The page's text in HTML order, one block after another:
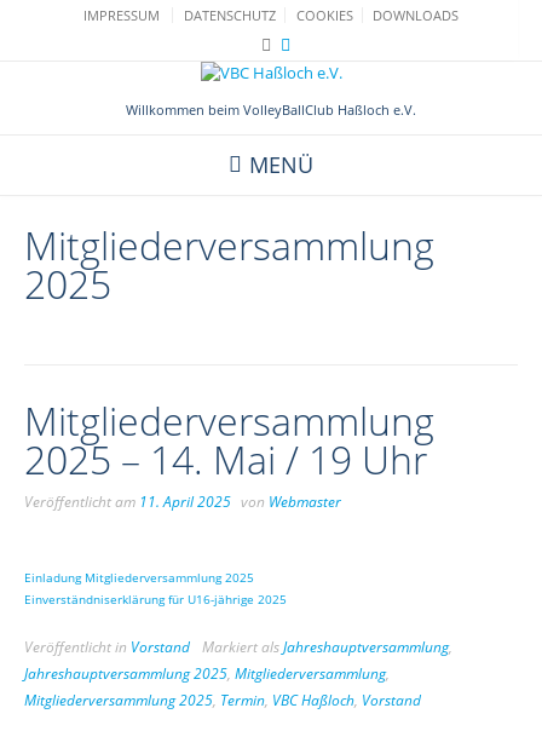
IMPRESSUM DATENSCHUTZ COOKIES DOWNLOADS
Willkommen beim VolleyBallClub Haßloch e.V.
MENÜ
Mitgliederversammlung
2025
Mitgliederversammlung
2025 – 14. Mai / 19 Uhr
Veröffentlicht am 11. April 2025 von Webmaster
Einladung Mitgliederversammlung 2025
Einverständniserklärung für U16-jährige 2025
Veröffentlicht in Vorstand Markiert alsJahreshauptversammlung,
Jahreshauptversammlung 2025, Mitgliederversammlung,
Mitgliederversammlung 2025, Termin, VBC Haßloch, Vorstand